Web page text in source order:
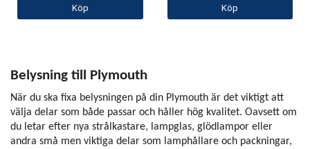
Köp Köp
Belysning till Plymouth
När du ska fixa belysningen på din Plymouth är det viktigt att
välja delar som både passar och håller hög kvalitet. Oavsett om
du letar efter nya strålkastare, lampglas, glödlampor eller
andra små men viktiga delar som lamphållare och packningar,